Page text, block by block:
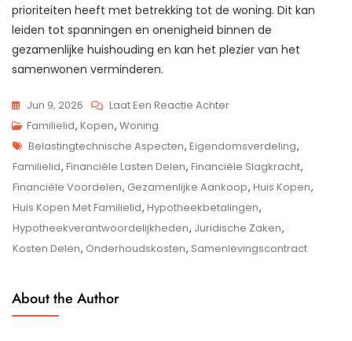
prioriteiten heeft met betrekking tot de woning. Dit kan
leiden tot spanningen en onenigheid binnen de
gezamenlijke huishouding en kan het plezier van het
samenwonen verminderen.
Jun 9, 2026 Laat Een Reactie AchterOp
Een
Huis
Kopen
Met
Een
Familielid:
Familielid, Kopen, Woning
Tags
Belastingtechnische Aspecten, Eigendomsverdeling,
Familielid, Financiële Lasten Delen, Financiële Slagkracht,
Financiële Voordelen, Gezamenlijke Aankoop, Huis Kopen,
Huis Kopen Met Familielid, Hypotheekbetalingen,
Hypotheekverantwoordelijkheden, Juridische Zaken,
Kosten Delen, Onderhoudskosten, Samenlevingscontract
About the Author